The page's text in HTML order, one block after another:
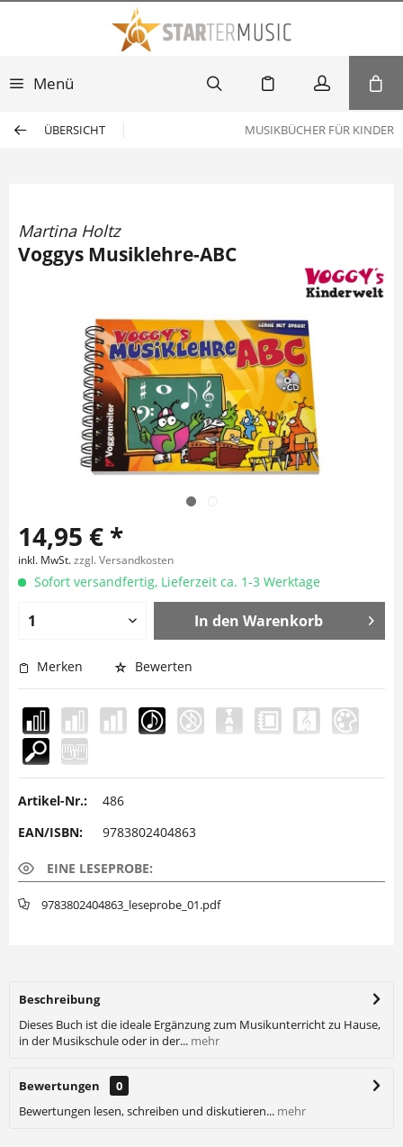
Menü
ÜBERSICHT MUSIKBÜCHER FÜR KINDER
Martina Holtz
Voggys Musiklehre-ABC
14,95 € *
inkl. MwSt.zzgl. Versandkosten
Sofort versandfertig, Lieferzeit ca. 1-3 Werktage
In den Warenkorb
Merken Bewerten
Artikel-Nr.:
486
EAN/ISBN:
9783802404863
EINE LESEPROBE:
9783802404863_leseprobe_01.pdf
Beschreibung
Dieses Buch ist die ideale Ergänzung zum Musikunterricht zu Hause,
in der Musikschule oder in der... mehr
Bewertungen
0
Bewertungen lesen, schreiben und diskutieren... mehr